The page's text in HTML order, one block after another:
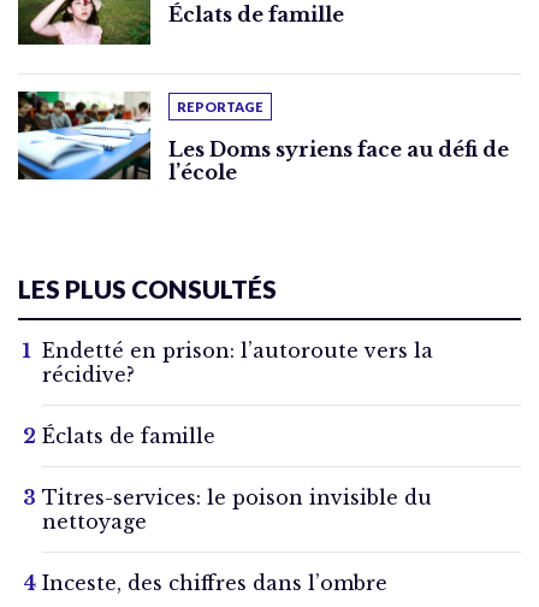
Éclats de famille
REPORTAGE
Les Doms syriens face au défi de
l’école
LES PLUS CONSULTÉS
Endetté en prison: l’autoroute vers la
récidive?
Éclats de famille
Titres-services: le poison invisible du
nettoyage
Inceste, des chiffres dans l’ombre